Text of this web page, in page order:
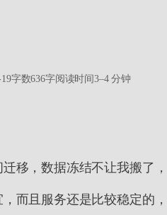
字数636字阅读时间3–4 分钟
移，数据冻结不让我搬了，
而且服务还是比较稳定的